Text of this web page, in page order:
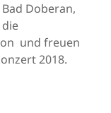
Doberan,
und freuen
2018.